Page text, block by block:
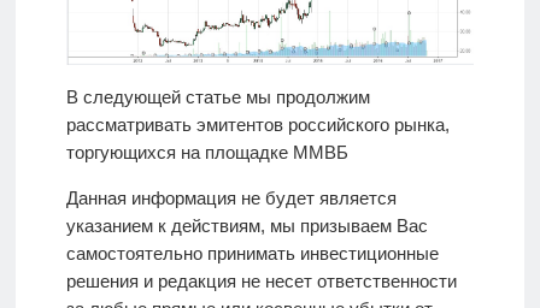
В следующей статье мы продолжим
рассматривать эмитентов российского рынка,
торгующихся на площадке ММВБ
Данная информация не будет является
указанием к действиям, мы призываем Вас
самостоятельно принимать инвестиционные
решения и редакция не несет ответственности